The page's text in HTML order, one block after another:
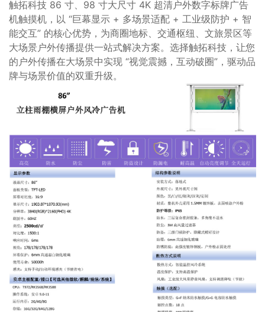
触拓科技 86 寸、98 寸大尺寸 4K 超清户外数字标牌广告
机触摸机，以 “巨幕显示 + 多场景适配 + 工业级防护 + 智
能交互” 的核心优势，为商圈地标、交通枢纽、文旅景区等
大场景户外传播提供一站式解决方案。选择触拓科技，让您
的户外传播在大场景中实现 “视觉震撼，互动破圈”，驱动品
牌与场景价值的双重升级。